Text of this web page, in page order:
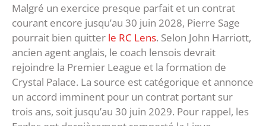
Malgré un exercice presque parfait et un contrat
courant encore jusqu’au 30 juin 2028, Pierre Sage
pourrait bien quitter le RC Lens. Selon John Harriott,
ancien agent anglais, le coach lensois devrait
rejoindre la Premier League et la formation de
Crystal Palace. La source est catégorique et annonce
un accord imminent pour un contrat portant sur
trois ans, soit jusqu’au 30 juin 2029. Pour rappel, les